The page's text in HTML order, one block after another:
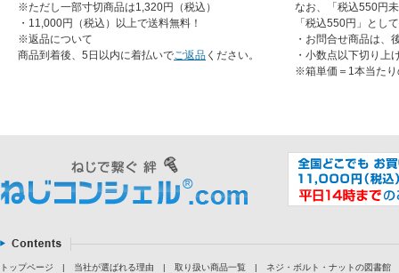
※ただし一部寸切商品は1,320円（税込）
・11,000円（税込）以上で送料無料！
※返品について
商品到着後、5日以内に着払いでご返品 ください。
なお、「税込550円
「税込550円」とし
・お問合せ商品は、
・小数点以下切り上
※箱単価＝1本当たり
トップページ | 当社が選ばれる理由 | 取り扱い商品一覧 |
ネジ・ボルト・ナットの図書館